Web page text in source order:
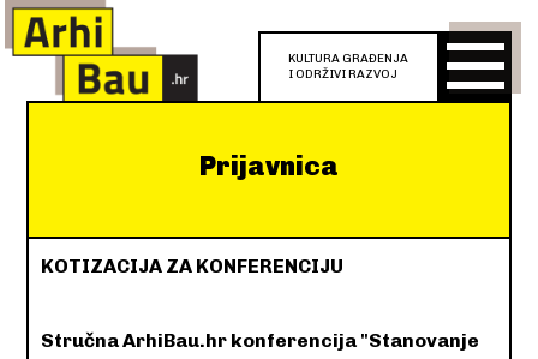
KULTURA GRAĐENJA
I ODRŽIVI RAZVOJ
Prijavnica
KOTIZACIJA ZA KONFERENCIJU
Stručna ArhiBau.hr konferencija "Stanovanje